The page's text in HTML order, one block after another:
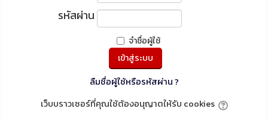
รหัสผ่าน
จำชื่อผู้ใช้
ลืมชื่อผู้ใช้หรือรหัสผ่าน ?
เว็บบราวเซอร์ที่คุณใช้ต้องอนุญาตให้รับ cookies